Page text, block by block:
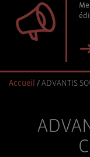
Accueil /ADVANTIS